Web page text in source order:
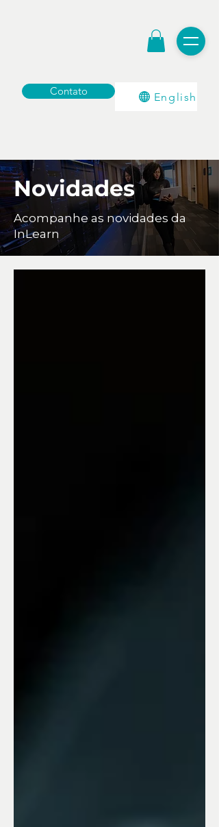
Contato English
Novidades
Acompanhe as novidades da
InLearn